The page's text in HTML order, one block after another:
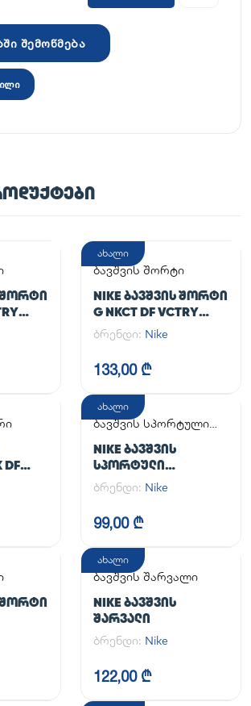
შემოწმება
ᲨᲝᲠᲢᲘ
ახალი
ბავშვის შორტი
NIKE ᲑᲐᲕᲨᲕᲘᲡ ᲨᲝᲠᲢᲘ
G NKCT DF VCTRY
FLOUNCY SKRT
ბრენდი: Nike
133,00 ₾
ახალი
ბავშვის სპორტული
NIKE ᲑᲐᲕᲨᲕᲘᲡ
ᲡᲞᲝᲠᲢᲣᲚᲘ
ᲙᲝᲛᲞᲚᲔᲥᲢᲘ
ბრენდი: Nike
99,00 ₾
ᲨᲝᲠᲢᲘ
ახალი
ბავშვის შარვალი
NIKE ᲑᲐᲕᲨᲕᲘᲡ
ᲨᲐᲠᲕᲐᲚᲘ
ბრენდი: Nike
122,00 ₾